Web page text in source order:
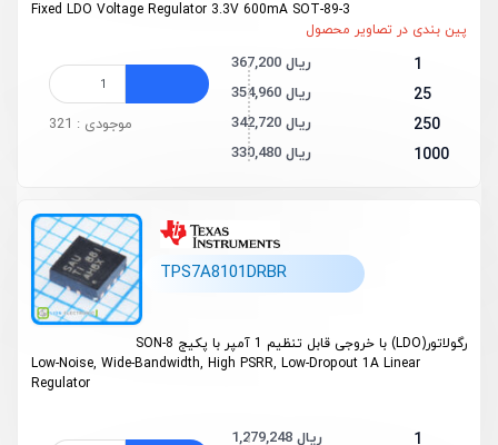
Fixed LDO Voltage Regulator 3.3V 600mA SOT-89-3
پین بندی در تصاویر محصول
1 367,200 ریال
25 354,960 ریال
250 342,720 ریال
1000 330,480 ریال
موجودی : 321
TPS7A8101DRBR
رگولاتور(LDO) با خروجی قابل تنظیم 1 آمپر با پکیج SON-8
Low-Noise, Wide-Bandwidth, High PSRR, Low-Dropout 1A Linear
Regulator
1 1,279,248 ریال